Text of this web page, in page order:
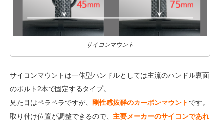
サイコンマウント
サイコンマウントは一体型ハンドルとしては主流のハンドル裏面
のボルト2本で固定するタイプ。
見た目はペラペラですが、
剛性感抜群のカーボンマウントです。
取り付け位置が調整できるので、 主要メーカーのサイコンであれ